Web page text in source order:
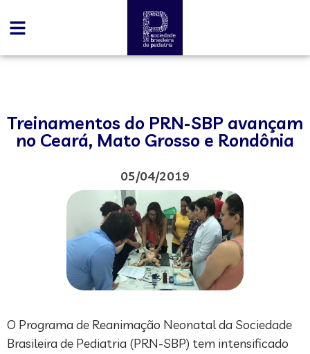
Treinamentos do PRN-SBP avançam
no Ceará, Mato Grosso e Rondônia
05/04/2019
O Programa de Reanimação Neonatal da Sociedade
Brasileira de Pediatria (PRN-SBP) tem intensificado